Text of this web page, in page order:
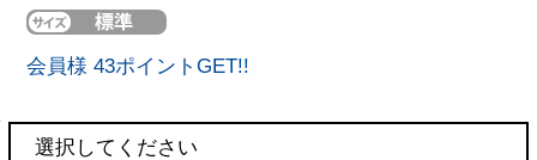
会員様 43ポイントGET!!